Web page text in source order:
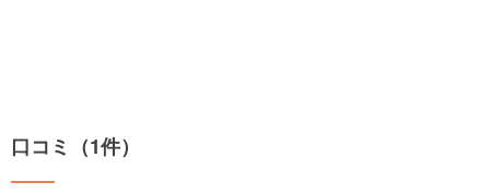
口コミ（1件）